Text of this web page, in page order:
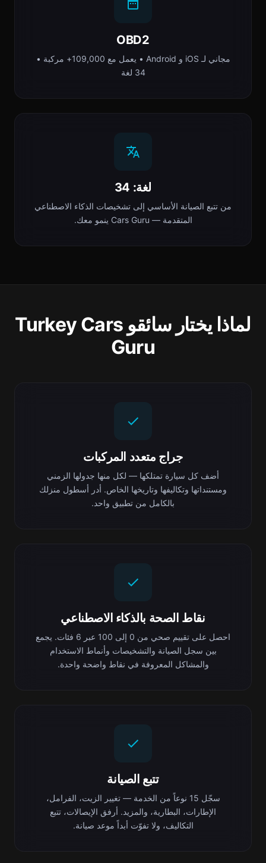
OBD2
مجاني لـ iOS و Android • يعمل مع 109,000+ مركبة •
34 لغة
لغة: 34
من تتبع الصيانة الأساسي إلى تشخيصات الذكاء الاصطناعي
المتقدمة — Cars Guru ينمو معك.
لماذا يختار سائقو Turkey Cars
Guru
جراج متعدد المركبات
أضف كل سيارة تمتلكها — لكل منها جدولها الزمني
ومستنداتها وتكاليفها وتاريخها الخاص. أدر أسطول منزلك
بالكامل من تطبيق واحد.
نقاط الصحة بالذكاء الاصطناعي
احصل على تقييم صحي من 0 إلى 100 عبر 6 فئات. يجمع
بين سجل الصيانة والتشخيصات وأنماط الاستخدام
والمشاكل المعروفة في نقاط واضحة واحدة.
تتبع الصيانة
سجّل 15 نوعاً من الخدمة — تغيير الزيت، الفرامل،
الإطارات، البطارية، والمزيد. أرفق الإيصالات، تتبع
التكاليف، ولا تفوّت أبداً موعد صيانة.